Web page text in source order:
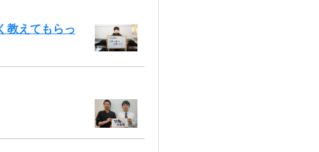
教えてもらっ